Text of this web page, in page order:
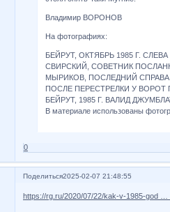
Владимир ВОРОНОВ
На фотографиях:
БЕЙРУТ, ОКТЯБРЬ 1985 Г.
СВИРСКИЙ, СОВЕТНИК
МЫРИКОВ, ПОСЛЕДНИЙ
ПОСЛЕ ПЕРЕСТРЕЛКИ У ВОРОТ
БЕЙРУТ, 1985 Г. ВАЛИД
В материале использованы
0
Поделиться2025-02-07 21:48:55
https://rg.ru/2020/07/22/kak-v-1985-god …